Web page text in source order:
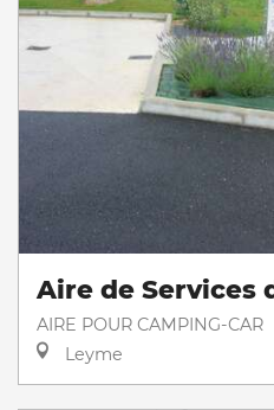
Aire de Services
AIRE POUR CAMPING-CAR
Leyme